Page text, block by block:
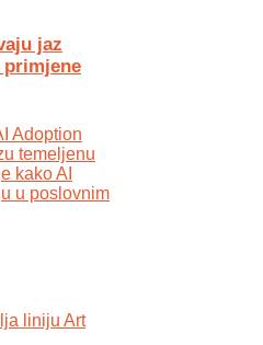
jaz
primjene
Adoption
temeljenu
kako AI
u poslovnim